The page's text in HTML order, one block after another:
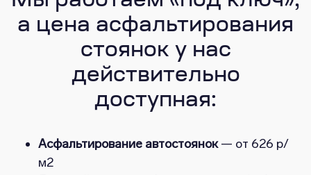
а цена асфальтирования
стоянок у нас
действительно
доступная:
Асфальтирование автостоянок— от 626 р/
м2